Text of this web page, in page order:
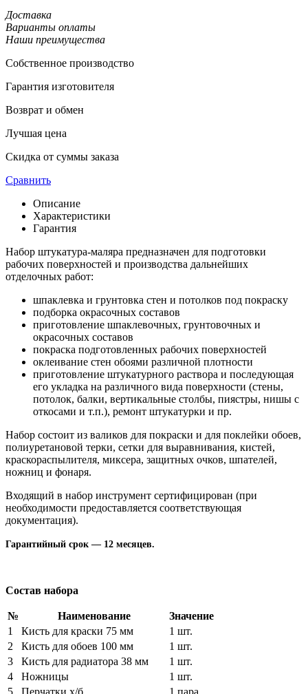
Доставка
Варианты оплаты
Наши преимущества
Собственное производство
Гарантия изготовителя
Возврат и обмен
Лучшая цена
Скидка от суммы заказа
Сравнить
Описание
Характеристики
Гарантия
Набор штукатура-маляра предназначен для подготовки
рабочих поверхностей и производства дальнейших
отделочных работ:
шпаклевка и грунтовка стен и потолков под покраску
подборка окрасочных составов
приготовление шпаклевочных, грунтовочных и
окрасочных составов
покраска подготовленных рабочих поверхностей
оклеивание стен обоями различной плотности
приготовление штукатурного раствора и последующая
его укладка на различного вида поверхности (стены,
потолок, балки, вертикальные столбы, пиястры, нишы с
откосами и т.п.), ремонт штукатурки и пр.
Набор состоит из валиков для покраски и для поклейки обоев,
полиуретановой терки, сетки для выравнивания, кистей,
краскораспылителя, миксера, защитных очков, шпателей,
ножниц и фонаря.
Входящий в набор инструмент сертифицирован (при
необходимости предоставляется соответствующая
документация).
Гарантийный срок — 12 месяцев.
Состав набора
№ Наименование
Значение
1
Кисть для краски 75 мм
1 шт.
2
Кисть для обоев 100 мм
1 шт.
3
Кисть для радиатора 38 мм
1 шт.
4
Ножницы
1 шт.
5
Перчатки х/б
1 пара